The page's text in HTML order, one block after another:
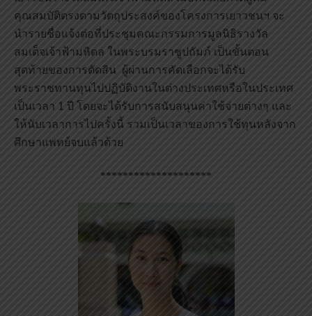
คุณสมบัติตรงตามวัตถุประสงค์ของโครงการเยาวชนฯ จะ
นำรายชื่อแจ้งต่อที่ประชุมคณะกรรมการมูลนิธิรางวัล
สมเด็จเจ้าฟ้ามหิดล ในพระบรมราชูปถัมภ์ เป็นขั้นตอน
สุดท้ายของการตัดสิน ผู้ผ่านการคัดเลือกจะได้รับ
พระราชทานทุนไปปฏิบัติงานในต่างประเทศหรือในประเทศ
เป็นเวลา 1 ปี โดยจะได้รับการสนับสนุนค่าใช้จ่ายต่างๆ และ
ให้นับเวลาการไปครั้งนี้ รวมเป็นเวลาของการใช้ทุนหลังจาก
ศึกษาแพทย์จบแล้วด้วย
********************